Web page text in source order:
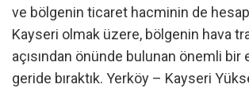
ve bölgenin ticaret hacminin de
Kayseri olmak üzere, bölgenin hava
açısından önünde bulunan önemli bir
geride bıraktık. Yerköy – Kayseri